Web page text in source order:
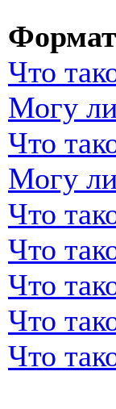
Что
Могу
Что
Могу
Что
Что
Что
Что
Что